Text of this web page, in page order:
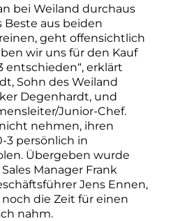
bei Weiland durchaus
Beste aus beiden
geht offensichtlich
wir uns für den Kauf
entschieden“, erklärt
Sohn des Weiland
Degenhardt, und
Junior-Chef.
nehmen, ihren
3 persönlich in
Übergeben wurde
Manager Frank
Jens Ennen,
die Zeit für einen
nahm.